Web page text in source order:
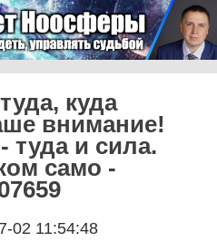
куда
внимание!
туда и сила.
само -
02 11:54:48